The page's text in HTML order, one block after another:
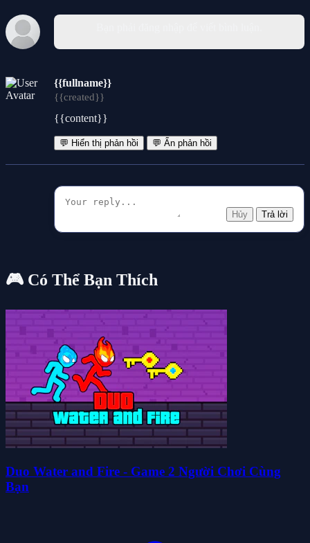
{{fullname}}
{{created}}
{{content}}
💬 Hiển thị phản hồi 💬 Ẩn phản hồi
Hủy Trả lời
🎮 Có Thể Bạn Thích
Duo Water and Fire - Game 2 Người Chơi Cùng
Bạn